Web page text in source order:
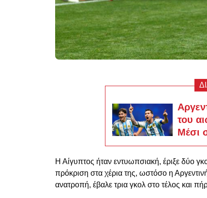
του
Μέσι
Η Αίγυπτος ήταν εντυωπσιακή, έριξε δύο
πρόκριση στα χέρια της, ωστόσο η
ανατροπή, έβαλε τρια γκολ στο τέλος και